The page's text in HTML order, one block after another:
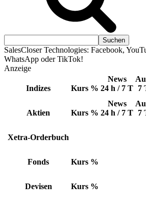
SalesCloser Technologies: Facebook,
WhatsApp oder TikTok!
Anzeige
Indizes Kurs %
News
24 h / 7 T 7
Aktien Kurs %
News
24 h / 7 T 7
Xetra-Orderbuch
Fonds Kurs %
Devisen Kurs %